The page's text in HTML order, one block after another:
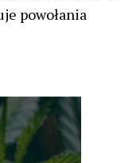
powołania